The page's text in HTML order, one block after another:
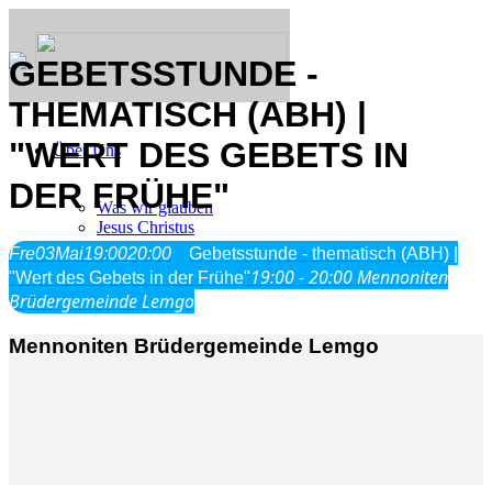
Über Uns
Was wir glauben
Jesus Christus
Geschichte
Neu hier
GEBETSSTUNDE -
THEMATISCH (ABH) |
"WERT DES GEBETS IN
DER FRÜHE"
Fre03Mai19:0020:00
Gebetsstunde - thematisch (ABH) |
"Wert des Gebets in der Frühe"19:00 - 20:00Mennoniten
Brüdergemeinde Lemgo
Mennoniten Brüdergemeinde Lemgo